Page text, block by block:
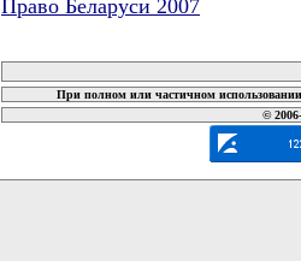
Право Беларуси 2007
При полном или частичном
©